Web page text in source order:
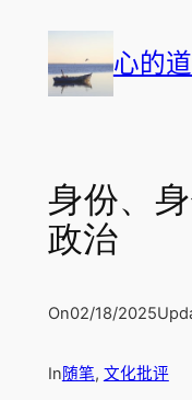
心的
身份、
政治
On02/18/2025
In随笔, 文化批评